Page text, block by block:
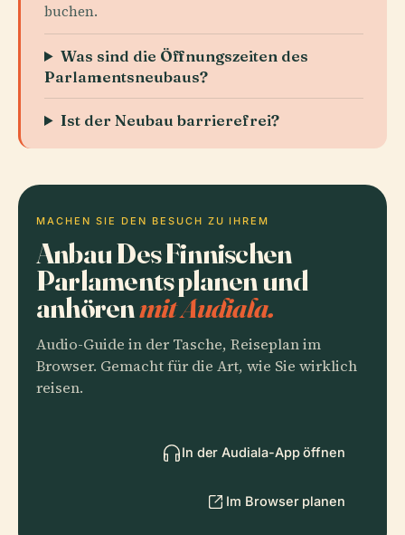
buchen.
Was sind die Öffnungszeiten des
Parlamentsneubaus?
Ist der Neubau barrierefrei?
MACHEN SIE DEN BESUCH ZU IHREM
Anbau Des Finnischen
Parlaments planen und
anhörenmit Audiala.
Audio-Guide in der Tasche, Reiseplan im
Browser. Gemacht für die Art, wie Sie wirklich
reisen.
In der Audiala-App öffnen
Im Browser planen